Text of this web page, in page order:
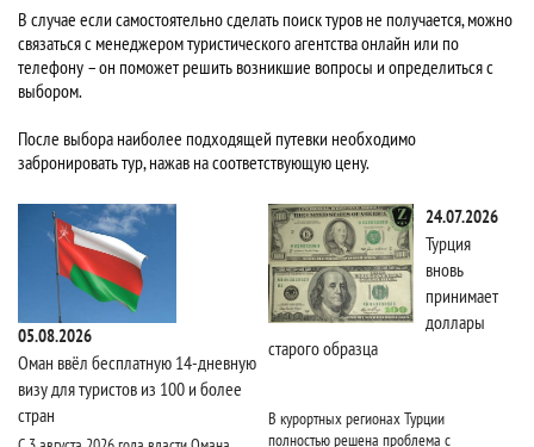
В случае если самостоятельно сделать поиск туров не получается, можно
связаться с менеджером туристического агентства онлайн или по
телефону – он поможет решить возникшие вопросы и определиться с
выбором.
После выбора наиболее подходящей путевки необходимо
забронировать тур, нажав на соответствующую цену.
05.08.2026
Оман ввёл бесплатную 14-дневную
визу для туристов из 100 и более
стран
24.07.2026
Турция
вновь
принимает
доллары
старого образца
В курортных регионах Турции
полностью решена проблема с